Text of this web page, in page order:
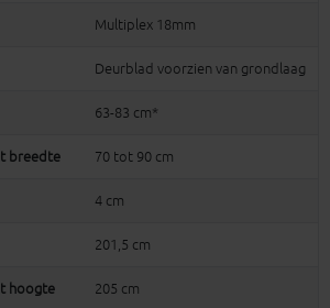
Multiplex 18mm
Deurblad voorzien van grondlaag
63-83 cm*
breedte 70 tot 90 cm
4 cm
201,5 cm
hoogte 205 cm